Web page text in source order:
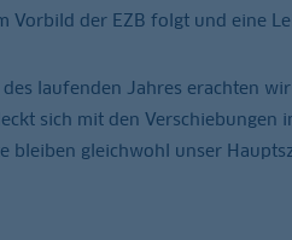
Vorbild der EZB folgt und eine
des laufenden Jahres erachten
sich mit den Verschiebungen
bleiben gleichwohl unser